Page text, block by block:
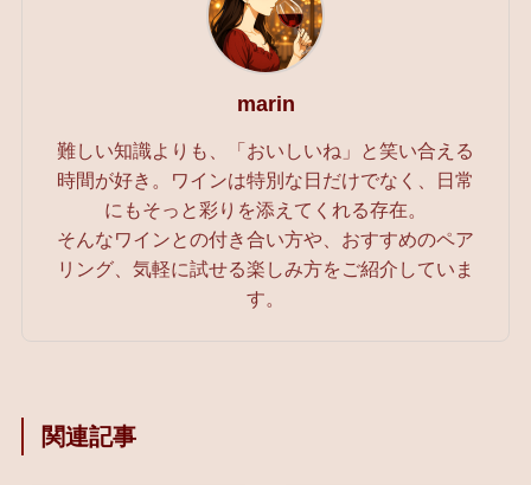
marin
難しい知識よりも、「おいしいね」と笑い合える
時間が好き。ワインは特別な日だけでなく、日常
にもそっと彩りを添えてくれる存在。
そんなワインとの付き合い方や、おすすめのペア
リング、気軽に試せる楽しみ方をご紹介していま
す。
関連記事